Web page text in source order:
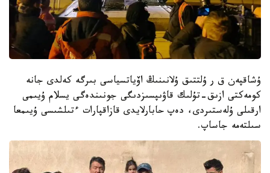
ۇشاقپەن ق ر ۇلتتىق ۇلانىنىڭ اۆياتسياسى بىرگە كەلدى جانە
كومەكتى ازىق-تۇلىك قاۋىپسىزدىگى جونىندەگى يسلام ۇيىمى
ارقىلى ۇلەستىردى، دەپ حابارلايدى قازاقپارات ءتىلشىسى ۇيىمعا
سىلتەمە جاساپ.